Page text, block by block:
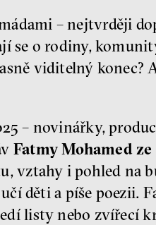
– nejtvrději
se o rodiny,
viditelný
– novinářky,
Fatmy Mohamed
vztahy i pohled na
děti a píše poezii.
listy nebo zvířecí